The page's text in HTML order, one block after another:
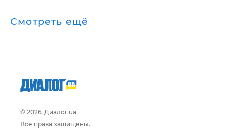
Смотреть ещё
© 2026, Диалог.ua
Все права защищены.